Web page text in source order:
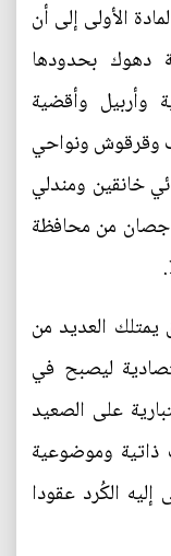
الأولى إلى أن
دهوك بحدودها
وأربيل وأقضية
وقرقوش ونواحي
خانقين ومندلي
جصان من محافظة
يمتلك العديد من
ليصبح في
على الصعيد
ذاتية وموضوعية
الكُرد عقودا